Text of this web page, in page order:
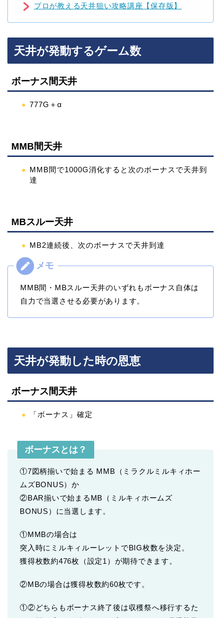
プロが教える天井狙い攻略講座【保存版】
天井が発動するゲーム数
ボーナス間天井
777G＋α
MMB間天井
MMB間で1000G消化すると次のボーナスで天井到
達
MBスルー天井
MB2連続後、次のボーナスで天井到達
MMB間・MBスルー天井のいずれもボーナス自体は
自力で当選させる必要があります。
天井が発動した時の恩恵
ボーナス間天井
「ボーナス」確定
ボーナスとは？
①7図柄揃いで始まる MMB（ミラクルミルキィホー
ムズBONUS）か
②BAR揃いで始まるMB（ミルキィホームズ
BONUS）に当選します。
①MMBの場合は
突入時にミルキィルーレットでBIG枚数を決定。
獲得枚数約476枚（設定1）が期待できます。
②MBの場合は獲得枚数約60枚です。
①②どちらもボーナス終了後は収穫祭へ移行するた